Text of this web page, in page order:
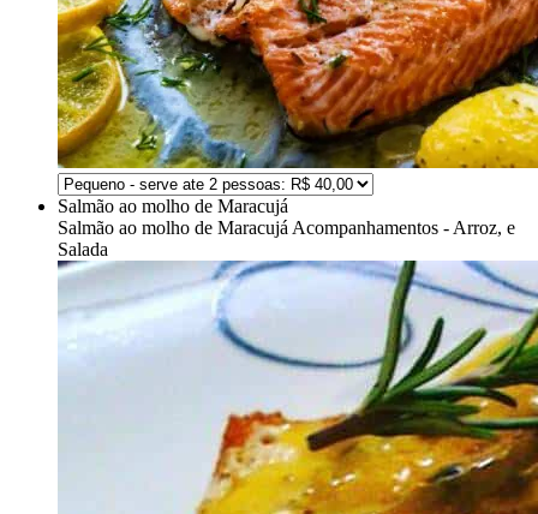
Salmão ao molho de Maracujá
Salmão ao molho de Maracujá Acompanhamentos - Arroz, e
Salada